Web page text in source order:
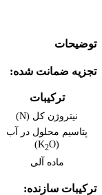
توضیحات
تجزیه ضمانت شده:
ترکیبات
نیتروژن کل (N)
پتاسیم محلول در آب
(K
2O)
ماده آلی
ترکیبات سازنده: